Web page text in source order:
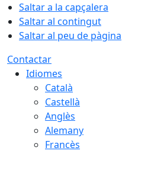
Saltar a la capçalera
Saltar al contingut
Saltar al peu de pàgina
Contactar
Idiomes
Català
Castellà
Anglès
Alemany
Francès